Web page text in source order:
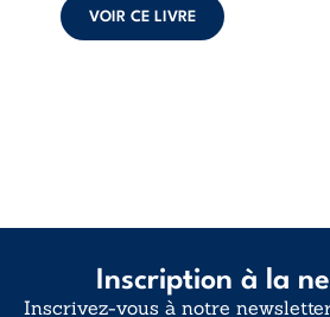
déclaration
d’existence pour ...
VOIR CE LIVRE
Inscription à la
Inscrivez-vous à notre